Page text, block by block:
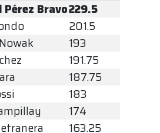
Pérez Bravo229.5
201.5
193
191.75
187.75
183
174
163.25